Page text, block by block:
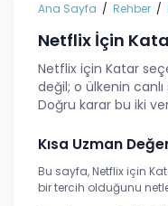
Ana Sayfa Rehber
Netflix İçin
Netflix için Katar
değil; o ülkenin canlı
Doğru karar bu iki
Kısa Uzman
Bu sayfa, Netflix için
bir tercih olduğunu